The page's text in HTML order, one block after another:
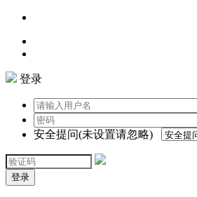
登录
安全提问(未设置请忽略)
登录